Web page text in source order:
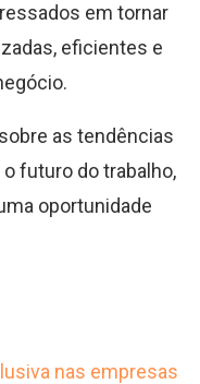
em tornar
eficientes e
as tendências
futuro do trabalho,
oportunidade
nas empresas